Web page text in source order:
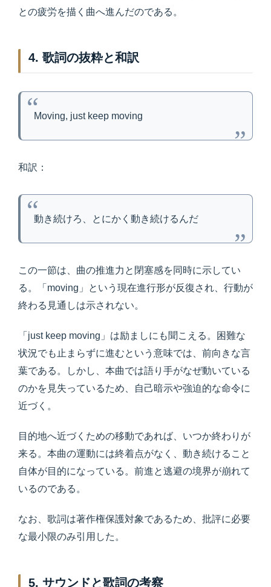
との疲労を描く曲へ進んだのである。
4. 歌詞の抜粋と和訳
Moving, just keep moving
和訳：
動き続けろ、とにかく動き続けるんだ
この一節は、曲の推進力と閉塞感を同時に示してい
る。「moving」という現在進行形が反復され、行動が
終わる見通しは示されない。
「just keep moving」は励ましにも聞こえる。困難な
状況でも止まらずに進むという意味では、前向きな言
葉である。しかし、本曲では語り手がなぜ動いている
のかを見失っているため、自己暗示や強迫的な命令に
近づく。
目的地へ近づくための移動であれば、いつか終わりが
来る。本曲の運動には終着点がなく、動き続けること
自体が目的になっている。前進と逃避の境界が崩れて
いるのである。
なお、歌詞は著作権保護対象であるため、批評に必要
な最小限のみ引用した。
5. サウンドと歌詞の考察